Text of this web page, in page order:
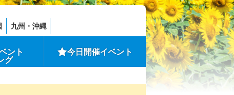
九州・沖縄
ント
グ
今日開催イベント